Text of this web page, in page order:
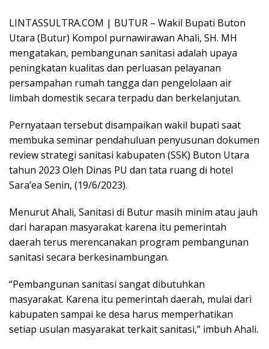
LINTASSULTRA.COM | BUTUR – Wakil Bupati Buton
Utara (Butur) Kompol purnawirawan Ahali, SH. MH
mengatakan, pembangunan sanitasi adalah upaya
peningkatan kualitas dan perluasan pelayanan
persampahan rumah tangga dan pengelolaan air
limbah domestik secara terpadu dan berkelanjutan.
Pernyataan tersebut disampaikan wakil bupati saat
membuka seminar pendahuluan penyusunan dokumen
review strategi sanitasi kabupaten (SSK) Buton Utara
tahun 2023 Oleh Dinas PU dan tata ruang di hotel
Sara’ea Senin, (19/6/2023).
Menurut Ahali, Sanitasi di Butur masih minim atau jauh
dari harapan masyarakat karena itu pemerintah
daerah terus merencanakan program pembangunan
sanitasi secara berkesinambungan.
“Pembangunan sanitasi sangat dibutuhkan
masyarakat. Karena itu pemerintah daerah, mulai dari
kabupaten sampai ke desa harus memperhatikan
setiap usulan masyarakat terkait sanitasi,” imbuh Ahali.